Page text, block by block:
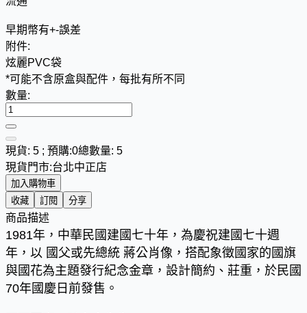
早期幣有+-誤差
附件:
炫麗PVC袋
*可能不含原盒與配件，每批有所不同
數量:
現貨: 5 ; 預購:0總數量: 5
現貨門市:台北中正店
加入購物車
收藏
訂閱 分享
商品描述
1981年，中華民國建國七十年，為慶祝建國七十週
年，以 國父或先總統 蔣公肖像，搭配象徵國家的國旗
與國花為主題發行紀念金章，設計簡約、莊重，於民國
70年國慶日前發售。